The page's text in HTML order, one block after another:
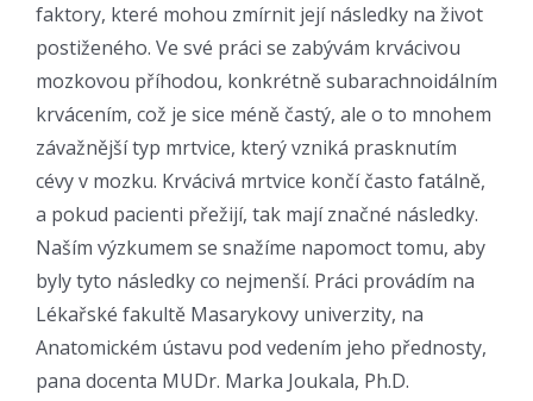
faktory, které mohou zmírnit její následky na život
postiženého. Ve své práci se zabývám krvácivou
mozkovou příhodou, konkrétně subarachnoidálním
krvácením, což je sice méně častý, ale o to mnohem
závažnější typ mrtvice, který vzniká prasknutím
cévy v mozku. Krvácivá mrtvice končí často fatálně,
a pokud pacienti přežijí, tak mají značné následky.
Naším výzkumem se snažíme napomoct tomu, aby
byly tyto následky co nejmenší. Práci provádím na
Lékařské fakultě Masarykovy univerzity, na
Anatomickém ústavu pod vedením jeho přednosty,
pana docenta MUDr. Marka Joukala, Ph.D.